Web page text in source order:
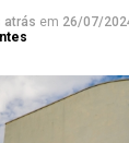
atrás em 26/07/